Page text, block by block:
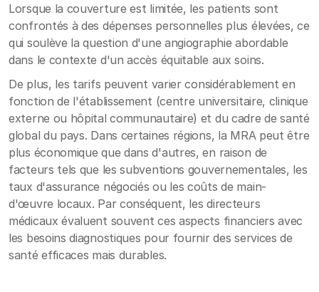
Lorsque la couverture est limitée, les patients sont
confrontés à des dépenses personnelles plus élevées, ce
qui soulève la question d'une angiographie abordable
dans le contexte d'un accès équitable aux soins.
De plus, les tarifs peuvent varier considérablement en
fonction de l'établissement (centre universitaire, clinique
externe ou hôpital communautaire) et du cadre de santé
global du pays. Dans certaines régions, la MRA peut être
plus économique que dans d'autres, en raison de
facteurs tels que les subventions gouvernementales, les
taux d'assurance négociés ou les coûts de main-
d'œuvre locaux. Par conséquent, les directeurs
médicaux évaluent souvent ces aspects financiers avec
les besoins diagnostiques pour fournir des services de
santé efficaces mais durables.